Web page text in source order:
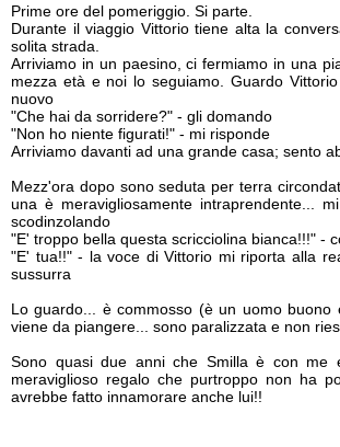
Prime ore del pomeriggio. Si parte.
Durante il viaggio Vittorio tiene alta la
solita strada.
Arriviamo in un paesino, ci fermiamo in una
mezza età e noi lo seguiamo. Guardo
nuovo
"Che hai da sorridere?" - gli domando
"Non ho niente figurati!" - mi risponde
Arriviamo davanti ad una grande casa; sento
Mezz'ora dopo sono seduta per terra
una è meravigliosamente intraprendente...
scodinzolando
"E' troppo bella questa scricciolina bianca!!!" -
"E' tua!!" - la voce di Vittorio mi riporta alla
sussurra
Lo guardo... è commosso (è un uomo
viene da piangere... sono paralizzata e non
Sono quasi due anni che Smilla è con me
meraviglioso regalo che purtroppo non ha
avrebbe fatto innamorare anche lui!!